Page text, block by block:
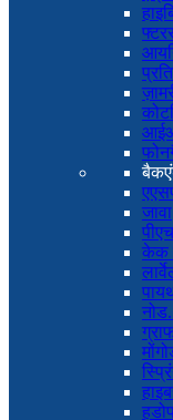
जावा
केक